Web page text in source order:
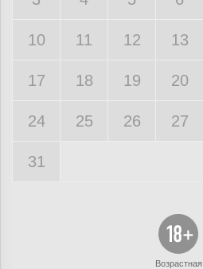
10 11 12 13
17 18 19 20
24 25 26 27
31
Возрастная